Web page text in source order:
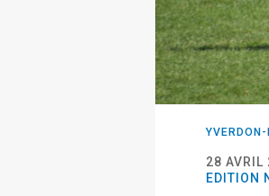
28 AVRIL
EDITION